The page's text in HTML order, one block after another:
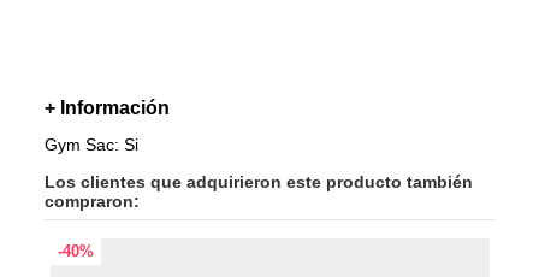
+ Información
Gym Sac: Si
Los clientes que adquirieron este producto también
compraron:
-40%